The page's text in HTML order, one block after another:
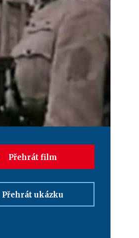
Přehrát film
Přehrát ukázku